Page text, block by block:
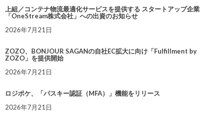
上組／コンテナ物流最適化サービスを提供する スタートアップ企業
「OneStream株式会社」への出資のお知らせ
2026年7月21日
ZOZO、BONJOUR SAGANの自社EC拡大に向け「Fulfillment by
ZOZO」を提供開始
2026年7月21日
ロジポケ、「パスキー認証（MFA）」機能をリリース
2026年7月21日